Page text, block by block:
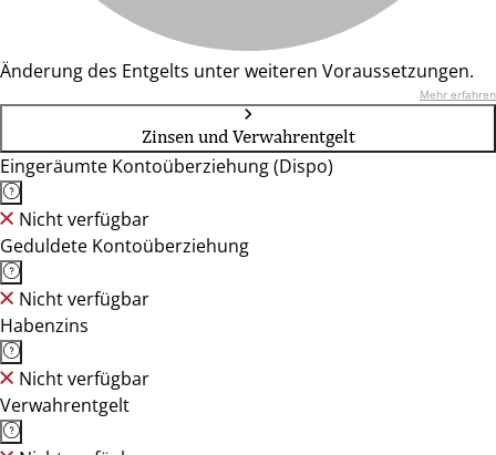
Änderung des Entgelts unter weiteren Voraussetzungen.
Mehr erfahren
Zinsen und Verwahrentgelt
Eingeräumte Kontoüberziehung (Dispo)
Nicht verfügbar
Geduldete Kontoüberziehung
Nicht verfügbar
Habenzins
Nicht verfügbar
Verwahrentgelt